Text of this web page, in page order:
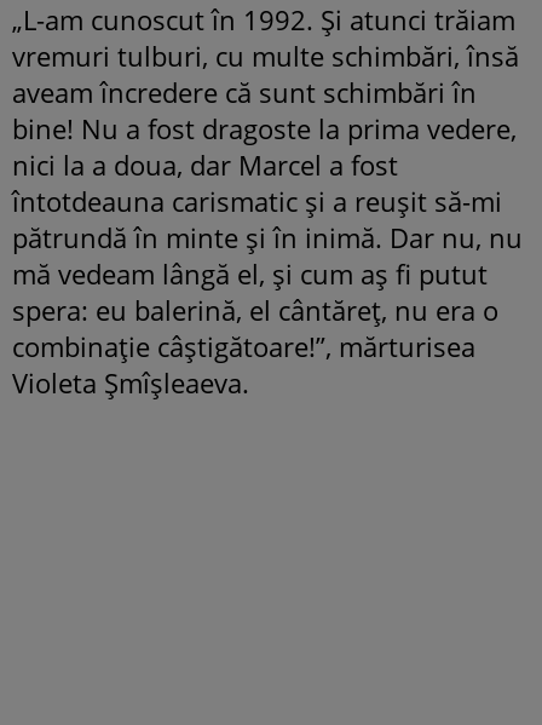
„L-am cunoscut în 1992. Și atunci trăiam
vremuri tulburi, cu multe schimbări, însă
aveam încredere că sunt schimbări în
bine! Nu a fost dragoste la prima vedere,
nici la a doua, dar Marcel a fost
întotdeauna carismatic şi a reuşit să-mi
pătrundă în minte şi în inimă. Dar nu, nu
mă vedeam lângă el, şi cum aş fi putut
spera: eu balerină, el cântăreţ, nu era o
combinaţie câştigătoare!”, mărturisea
Violeta Șmîșleaeva.